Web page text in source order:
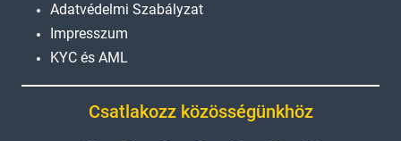
Adatvédelmi Szabályzat
Impresszum
KYC és AML
Csatlakozz közösségünkhöz